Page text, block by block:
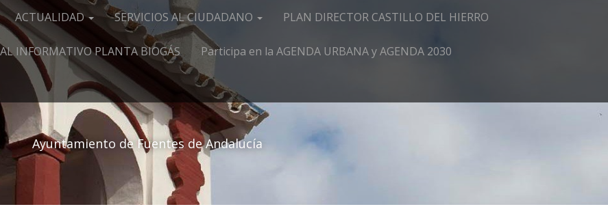
ACTUALIDAD SERVICIOS AL CIUDADANO PLAN DIRECTOR CASTILLO DEL HIERRO
INFORMATIVO PLANTA BIOGÁS Participa en la AGENDA URBANA y AGENDA 2030
Ayuntamiento de Fuentes de Andalucía